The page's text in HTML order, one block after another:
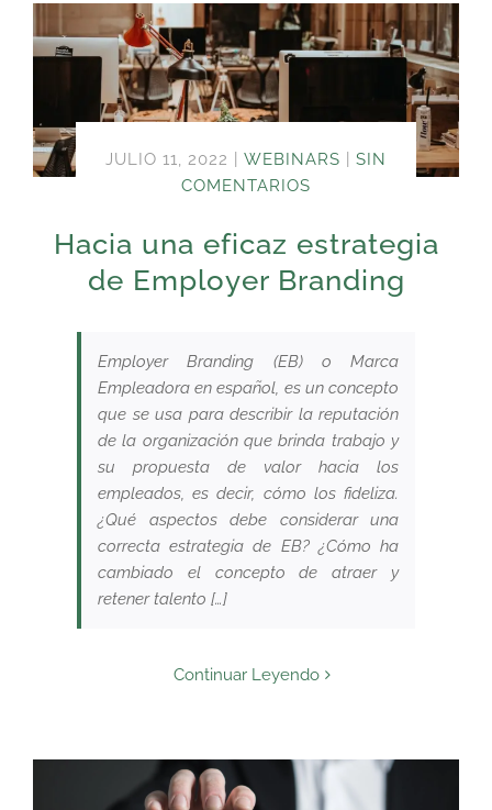
JULIO 11, 2022 WEBINARS
SIN
COMENTARIOS
Hacia una eficaz estrategia
de Employer Branding
Employer Branding (EB) o Marca
Empleadora en español, es un concepto
que se usa para describir la reputación
de la organización que brinda trabajo y
su propuesta de valor hacia los
empleados, es decir, cómo los fideliza.
¿Qué aspectos debe considerar una
correcta estrategia de EB? ¿Cómo ha
cambiado el concepto de atraer y
retener talento […]
Continuar Leyendo